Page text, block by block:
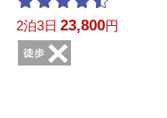
2泊3日 23,800円